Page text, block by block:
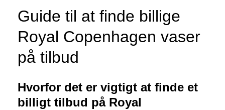
Guide til at finde billige
Royal Copenhagen vaser
på tilbud
Hvorfor det er vigtigt at finde et
billigt tilbud på Royal